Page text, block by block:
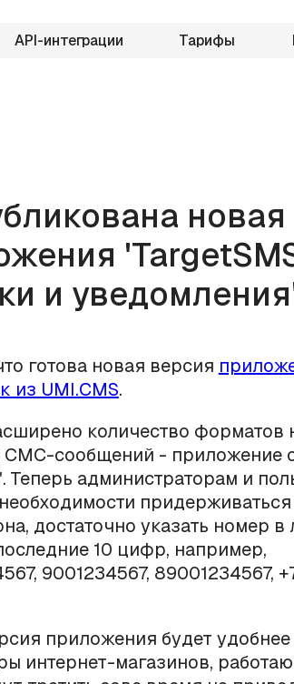
API-интеграции Тарифы
новая
и
готова новая версия
из UMI.CMS.
количество форматов
СМС-сообщений - приложение
Теперь администраторам и
достаточно указать номер
10 цифр, например,
9001234567, 89001234567,
приложения будет
интернет-магазинов,